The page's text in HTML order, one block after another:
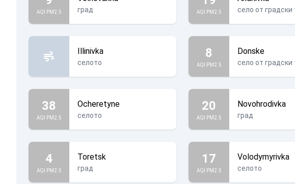
AQI PM2.5 град AQI PM2.5 село от градски
Illinivka
селото
8
AQI PM2.5
Donske
село от градски
38
AQI PM2.5
Ocheretyne
селото
20
AQI PM2.5
Novohrodivka
град
4
AQI PM2.5
Toretsk
град
17
AQI PM2.5
Volodymyrivka
селото